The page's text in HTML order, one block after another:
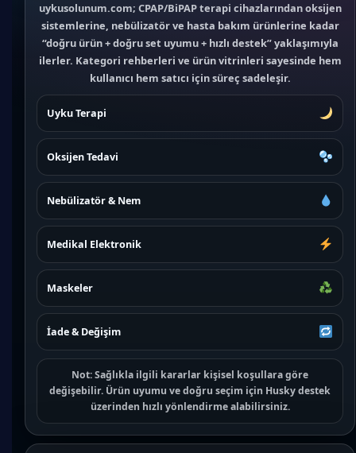
uykusolunum.com; CPAP/BiPAP terapi cihazlarından oksijen
sistemlerine, nebülizatör ve hasta bakım ürünlerine kadar
“doğru ürün + doğru set uyumu + hızlı destek” yaklaşımıyla
ilerler. Kategori rehberleri ve ürün vitrinleri sayesinde hem
kullanıcı hem satıcı için süreç sadeleşir.
Uyku Terapi
Oksijen Tedavi
Nebülizatör & Nem
Medikal Elektronik
Maskeler
İade & Değişim
Not:Sağlıkla ilgili kararlar kişisel koşullara göre
değişebilir. Ürün uyumu ve doğru seçim için Husky destek
üzerinden hızlı yönlendirme alabilirsiniz.